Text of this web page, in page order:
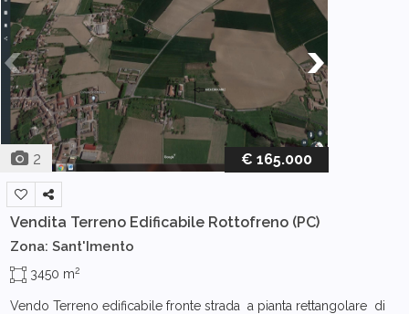
2 € 165.000
Vendita Terreno Edificabile Rottofreno (PC)
Zona: Sant'Imento
3450 m2
Vendo Terreno edificabile fronte strada a pianta rettangolare di